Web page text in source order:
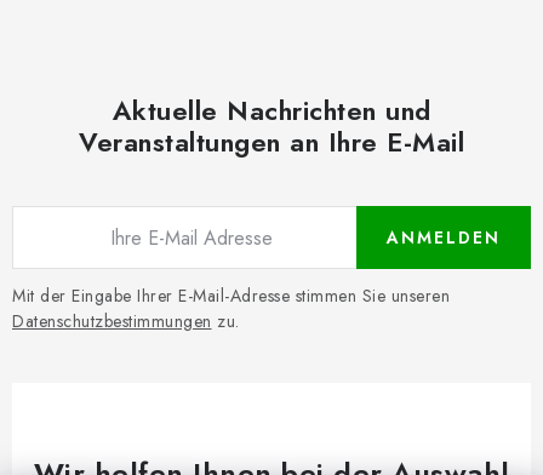
Aktuelle Nachrichten und
Veranstaltungen an Ihre E-Mail
Mit der Eingabe Ihrer E-Mail-Adresse stimmen Sie unseren
Datenschutzbestimmungen zu.
ANMELDEN